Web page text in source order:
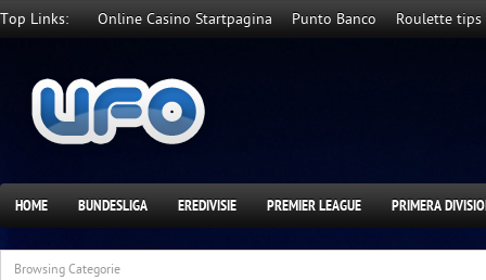
Top Links: Online Casino Startpagina Punto Banco Roulette tips
HOME BUNDESLIGA EREDIVISIE PREMIER LEAGUE PRIMERA
Browsing Categorie